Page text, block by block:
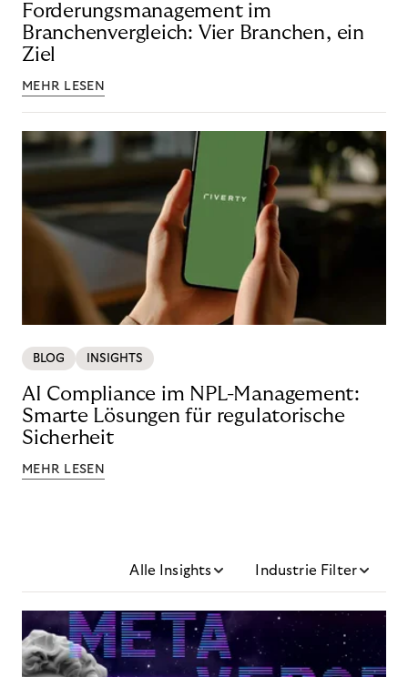
Forderungsmanagement im
Branchenvergleich: Vier Branchen, ein
Ziel
MEHR LESEN
BLOG INSIGHTS
AI Compliance im NPL-Management:
Smarte Lösungen für regulatorische
Sicherheit
MEHR LESEN
Alle Insights Industrie Filter